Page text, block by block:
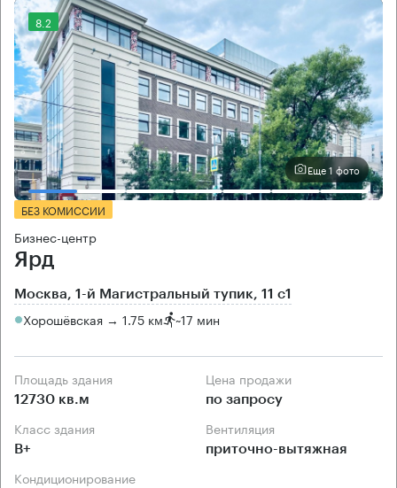
8.2
Еще 1 фото
БЕЗ КОМИССИИ
Бизнес-центр
Ярд
Москва, 1-й Магистральный тупик, 11 с1
Хорошёвская → 1.75 км ~17 мин
Площадь здания
12730 кв.м
Цена продажи
по запросу
Класс здания
B+
Вентиляция
приточно-вытяжная
Кондиционирование